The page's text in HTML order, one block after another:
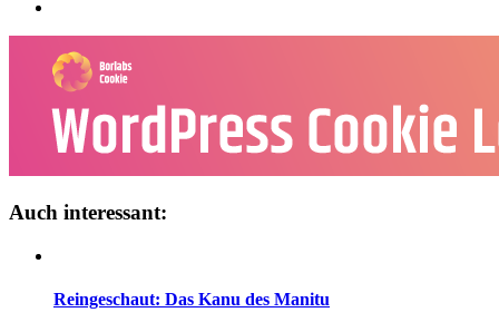
Auch interessant:
Reingeschaut: Das Kanu des Manitu